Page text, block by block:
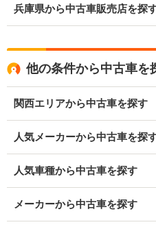
兵庫県から中古車販売店を探
他の条件から中古車を
関西エリアから中古車を探す
人気メーカーから中古車を探
人気車種から中古車を探す
メーカーから中古車を探す